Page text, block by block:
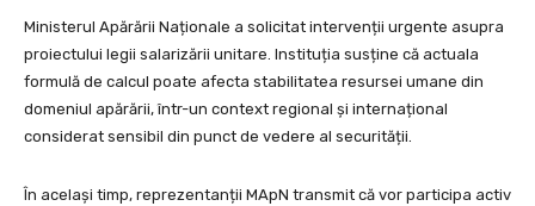
Ministerul Apărării Naționale a solicitat intervenții urgente asupra
proiectului legii salarizării unitare. Instituția susține că actuala
formulă de calcul poate afecta stabilitatea resursei umane din
domeniul apărării, într-un context regional și internațional
considerat sensibil din punct de vedere al securității.
În același timp, reprezentanții MApN transmit că vor participa activ